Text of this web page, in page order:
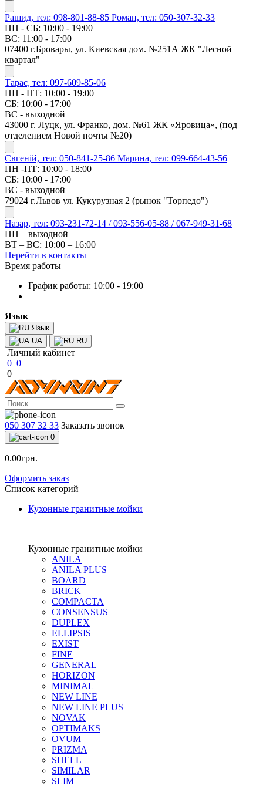
Рашид, тел: 098-801-88-85 Роман, тел: 050-307-32-33
ПН - СБ: 10:00 - 19:00
ВС: 11:00 - 17:00
07400 г.Бровары, ул. Киевская дом. №251А ЖК "Лесной
квартал"
Тарас, тел: 097-609-85-06
ПН - ПТ: 10:00 - 19:00
СБ: 10:00 - 17:00
ВС - выходной
43000 г. Луцк, ул. Франко, дом. №61 ЖК «Яровица», (под
отделением Новой почты №20)
Євгеній, тел: 050-841-25-86 Марина, тел: 099-664-43-56
ПН -ПТ: 10:00 - 18:00
СБ: 10:00 - 17:00
ВС - выходной
79024 г.Львов ул. Кукурузная 2 (рынок "Торпедо")
Назар, тел: 093-231-72-14 / 093-556-05-88 / 067-949-31-68
ПН – выходной
ВТ – ВС: 10:00 – 16:00
Перейти в контакты
Время работы
График работы: 10:00 - 19:00
Язык
Язык
UA
RU
Личный кабинет
0 0
0
050 307 32 33 Заказать звонок
0
0.00грн.
Оформить заказ
Список категорий
Кухонные гранитные мойки
Кухонные гранитные мойки
ANILA
ANILA PLUS
BOARD
BRICK
COMPACTA
CONSENSUS
DUPLEX
ELLIPSIS
EXIST
FINE
GENERAL
HORIZON
MINIMAL
NEW LINE
NEW LINE PLUS
NOVAK
OPTIMAKS
OVUM
PRIZMA
SHELL
SIMILAR
SLIM